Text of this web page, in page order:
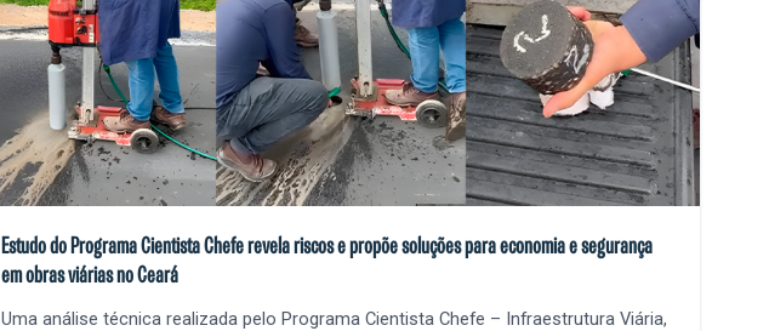
Estudo do Programa Cientista Chefe revela riscos e propõe soluções para economia e segurança
em obras viárias no Ceará
Uma análise técnica realizada pelo Programa Cientista Chefe – Infraestrutura Viária,